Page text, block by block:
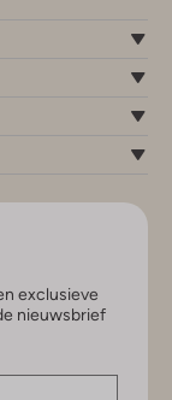
exclusieve
nieuwsbrief